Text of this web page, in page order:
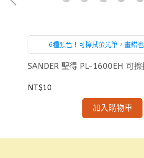
6種顏色！可擦拭螢光筆，畫錯也
SANDER 聖得 PL-1600EH 可
NT$10
加入購物車